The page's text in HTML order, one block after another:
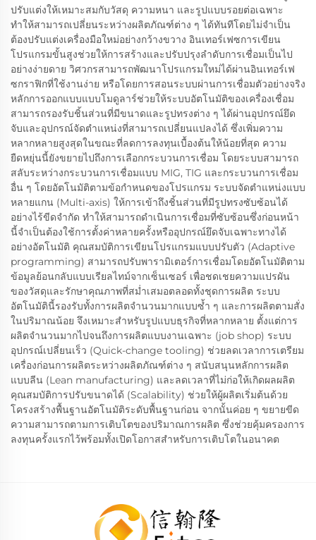
ปรับแต่งให้เหมาะสมกับวัสดุ ความหนา และรูปแบบรอยต่อเฉพาะ
ทำให้สามารถเปลี่ยนระหว่างผลิตภัณฑ์ต่าง ๆ ได้ทันทีโดยไม่จำเป็น
ต้องปรับแต่งเครื่องมือใหม่อย่างกว้างขวาง อินเทอร์เฟซการเขียน
โปรแกรมขั้นสูงช่วยให้การสร้างและปรับปรุงลำดับการเชื่อมเป็นไป
อย่างง่ายดาย วิศวกรสามารถพัฒนาโปรแกรมใหม่ได้ผ่านอินเทอร์เฟ
ซกราฟิกที่ใช้งานง่าย หรือโดยการสอนระบบผ่านการเชื่อมตัวอย่างจริง
หลักการออกแบบแบบโมดูลาร์ช่วยให้ระบบอัตโนมัติของเครื่องเชื่อม
สามารถรองรับชิ้นส่วนที่มีขนาดและรูปทรงต่าง ๆ ได้ผ่านอุปกรณ์ยึด
จับและอุปกรณ์จัดตำแหน่งที่สามารถเปลี่ยนแปลงได้ ซึ่งเพิ่มความ
หลากหลายสูงสุดในขณะที่ลดการลงทุนเบื้องต้นให้น้อยที่สุด ความ
ยืดหยุ่นนี้ยังขยายไปถึงการเลือกกระบวนการเชื่อม โดยระบบสามารถ
สลับระหว่างกระบวนการเชื่อมแบบ MIG, TIG และกระบวนการเชื่อม
อื่น ๆ โดยอัตโนมัติตามข้อกำหนดของโปรแกรม ระบบจัดตำแหน่งแบบ
หลายแกน (Multi-axis) ให้การเข้าถึงชิ้นส่วนที่มีรูปทรงซับซ้อนได้
อย่างไร้ขีดจำกัด ทำให้สามารถดำเนินการเชื่อมที่ซับซ้อนซึ่งก่อนหน้า
นี้จำเป็นต้องใช้การตั้งค่าหลายครั้งหรืออุปกรณ์ยึดจับเฉพาะทางได้
อย่างอัตโนมัติ คุณสมบัติการเขียนโปรแกรมแบบปรับตัว (Adaptive
programming) สามารถปรับพารามิเตอร์การเชื่อมโดยอัตโนมัติตาม
ข้อมูลย้อนกลับแบบเรียลไทม์จากเซ็นเซอร์ เพื่อชดเชยความแปรผัน
ของวัสดุและรักษาคุณภาพที่สม่ำเสมอตลอดทั้งชุดการผลิต ระบบ
อัตโนมัตินี้รองรับทั้งการผลิตจำนวนมากแบบซ้ำ ๆ และการผลิตตามสั่ง
ในปริมาณน้อย จึงเหมาะสำหรับรูปแบบธุรกิจที่หลากหลาย ตั้งแต่การ
ผลิตจำนวนมากไปจนถึงการผลิตแบบงานเฉพาะ (job shop) ระบบ
อุปกรณ์เปลี่ยนเร็ว (Quick-change tooling) ช่วยลดเวลาการเตรียม
เครื่องก่อนการผลิตระหว่างผลิตภัณฑ์ต่าง ๆ สนับสนุนหลักการผลิต
แบบลีน (Lean manufacturing) และลดเวลาที่ไม่ก่อให้เกิดผลผลิต
คุณสมบัติการปรับขนาดได้ (Scalability) ช่วยให้ผู้ผลิตเริ่มต้นด้วย
โครงสร้างพื้นฐานอัตโนมัติระดับพื้นฐานก่อน จากนั้นค่อย ๆ ขยายขีด
ความสามารถตามการเติบโตของปริมาณการผลิต ซึ่งช่วยคุ้มครองการ
ลงทุนครั้งแรกไว้พร้อมทั้งเปิดโอกาสสำหรับการเติบโตในอนาคต